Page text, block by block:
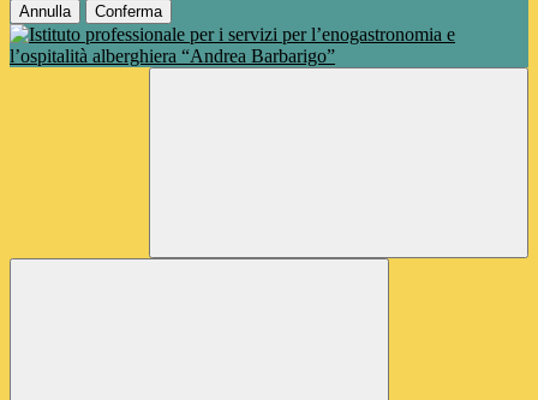
Annulla Conferma